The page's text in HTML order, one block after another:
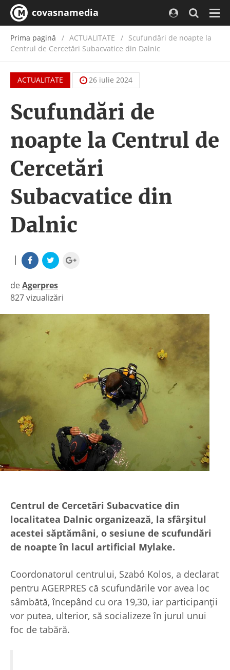
covasnamedia
Prima pagină ACTUALITATE / Scufundări de noapte la
Centrul de Cercetări Subacvatice din Dalnic
ACTUALITATE 26 iulie 2024
Scufundări de
noapte la Centrul de
Cercetări
Subacvatice din
Dalnic
|
deAgerpres
|
827 vizualizări
Centrul de Cercetări Subacvatice din
localitatea Dalnic organizează, la sfârşitul
acestei săptămâni, o sesiune de scufundări
de noapte în lacul artificial Mylake.
Coordonatorul centrului, Szabó Kolos, a declarat
pentru AGERPRES că scufundările vor avea loc
sâmbătă, începând cu ora 19,30, iar participanţii
vor putea, ulterior, să socializeze în jurul unui
foc de tabără.